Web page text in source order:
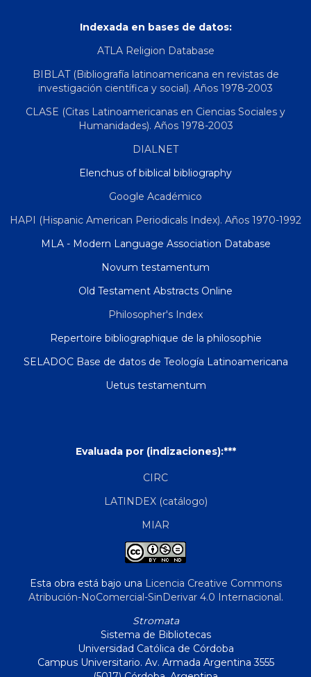
Indexada en bases de datos:
ATLA Religion Database
BIBLAT (Bibliografía latinoamericana en revistas de
investigación científica y social). Años 1978-2003
CLASE (Citas Latinoamericanas en Ciencias Sociales y
Humanidades). Años 1978-2003
DIALNET
Elenchus of biblical bibliography
Google Académico
HAPI (Hispanic American Periodicals Index). Años 1970-1992
MLA - Modern Language Association Database
Novum testamentum
Old Testament Abstracts Online
Philosopher's Index
Repertoire bibliographique de la philosophie
SELADOC Base de datos de Teología Latinoamericana
Uetus testamentum
Evaluada por (indizaciones):***
CIRC
LATINDEX (catálogo)
MIAR
Esta obra está bajo una Licencia Creative Commons
Atribución-NoComercial-SinDerivar 4.0 Internacional.
Stromata
Sistema de Bibliotecas
Universidad Católica de Córdoba
Campus Universitario. Av. Armada Argentina 3555